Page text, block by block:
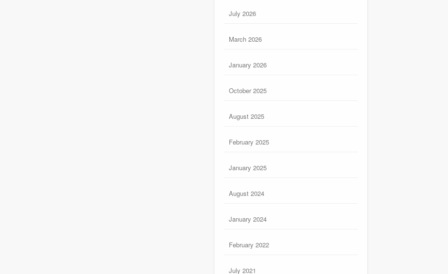
July 2026
March 2026
January 2026
October 2025
August 2025
February 2025
January 2025
August 2024
January 2024
February 2022
July 2021